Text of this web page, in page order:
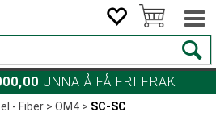
UNNA Å FÅ FRI FRAKT
- Fiber>OM4>SC-SC